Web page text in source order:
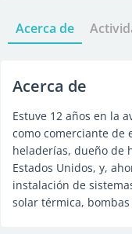
Acerca de
Acerca de
Estuve 12 años en la
como comerciante de
heladerías, dueño de
Estados Unidos, y,
instalación de
solar térmica,